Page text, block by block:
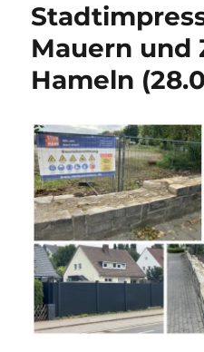
Mauern und
Hameln